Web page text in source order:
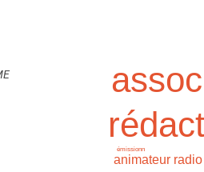
animateur radio
émissionn